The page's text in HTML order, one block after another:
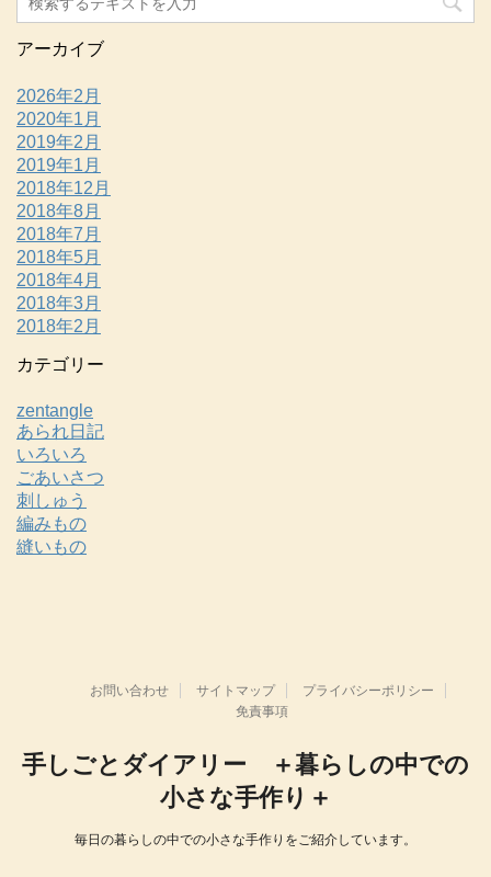
アーカイブ
2026年2月
2020年1月
2019年2月
2019年1月
2018年12月
2018年8月
2018年7月
2018年5月
2018年4月
2018年3月
2018年2月
カテゴリー
zentangle
あられ日記
いろいろ
ごあいさつ
刺しゅう
編みもの
縫いもの
お問い合わせ サイトマップ
プライバシーポリシー
免責事項
手しごとダイアリー ＋暮らしの中での
小さな手作り＋
毎日の暮らしの中での小さな手作りをご紹介しています。